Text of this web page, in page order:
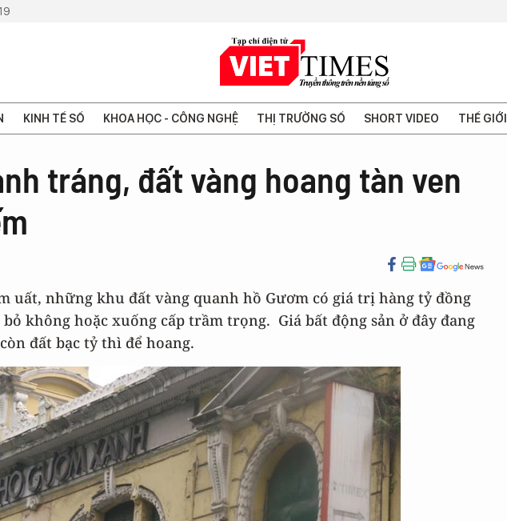
KINH TẾ SỐ KHOA HỌC - CÔNG NGHỆ THỊ TRƯỜNG SỐ SHORT VIDEO THẾ GIỚI
tráng, đất vàng hoang tàn ven
uất, những khu đất vàng quanh hồ Gươm có giá trị hàng tỷ đồng
không hoặc xuống cấp trầm trọng. Giá bất động sản ở đây đang
đất bạc tỷ thì để hoang.